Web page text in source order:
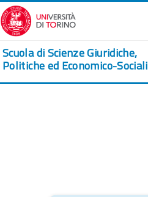
Vai al contenuto principale
Scuola di Scienze Giuridiche,
Politiche ed Economico-Sociali